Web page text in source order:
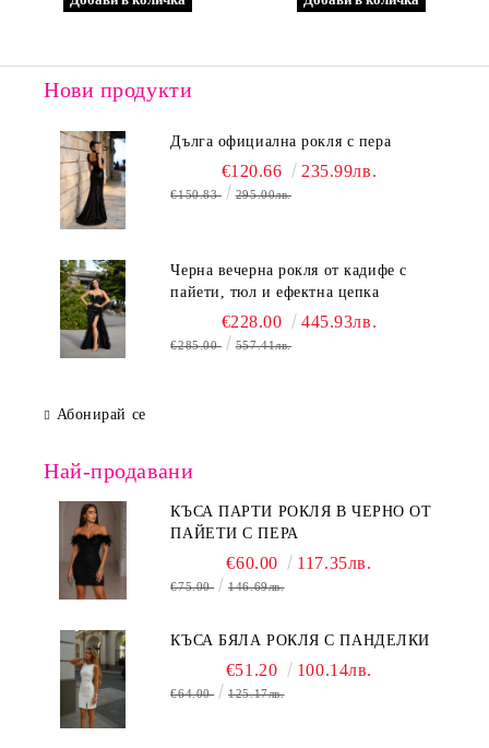
Нови продукти
Дълга официална рокля с пера
€120.66 235.99лв.
€150.83 295.00лв.
Черна вечерна рокля от кадифе с
пайети, тюл и ефектна цепка
€228.00 445.93лв.
€285.00 557.41лв.
Абонирай се
Най-продавани
КЪСА ПАРТИ РОКЛЯ В ЧЕРНО ОТ
ПАЙЕТИ С ПЕРА
€60.00 117.35лв.
€75.00 146.69лв.
КЪСА БЯЛА РОКЛЯ С ПАНДЕЛКИ
€51.20 100.14лв.
€64.00 125.17лв.